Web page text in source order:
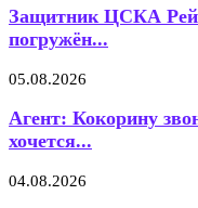
Защитник ЦСКА
погружён...
05.08.2026
Агент: Кокорину
хочется...
04.08.2026